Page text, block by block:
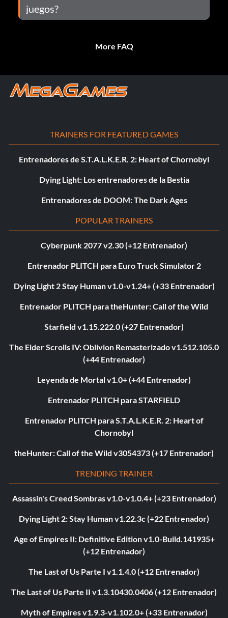
juegos?
More FAQ
TRAINERS FOR FEATURED GAMES
Entrenadores de S.T.A.L.K.E.R. 2: Heart of Chornobyl
Dying Light: Los entrenadores de la Bestia
Entrenadores de DOOM: The Dark Ages
POPULAR TRAINERS
Cyberpunk 2077 v2.30 (+12 Entrenador)
Entrenador PLITCH para Euro Truck Simulator 2
Dying Light 2 Stay Human v1.0-v1.24+ (+33 Entrenador)
Entrenador PLITCH para theHunter: Call of the Wild
Starfield v1.15.222.0 (+27 Entrenador)
The Elder Scrolls IV: Oblivion Remasterizado v1.512.105.0
(+44 Entrenador)
Leyenda de Mortal v1.0+ (+44 Entrenador)
Entrenador PLITCH para STARFIELD
Entrenador PLITCH para S.T.A.L.K.E.R. 2: Heart of
Chornobyl
theHunter: Call of the Wild v3054373 (+17 Entrenador)
TRENDING TRAINER
Assassin's Creed Sombras v1.0-v1.0.4+ (+23 Entrenador)
Dying Light 2: Stay Human v1.22.3c (+22 Entrenador)
Age of Empires II: Definitive Edition v1.0-Build.141935+
(+12 Entrenador)
The Last of Us Parte I v1.1.4.0 (+12 Entrenador)
The Last of Us Parte II v1.3.10430.0406 (+12 Entrenador)
Myth of Empires v1.9.3-v1.102.0+ (+33 Entrenador)